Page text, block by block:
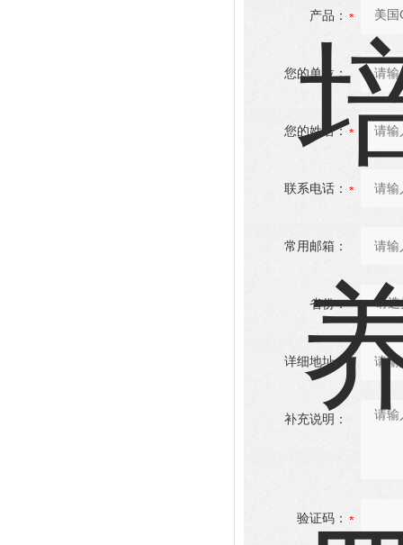
产品：
您的单位：
您的姓名：
联系电话：
常用邮箱：
省份：
详细地址：
补充说明：
验证码：